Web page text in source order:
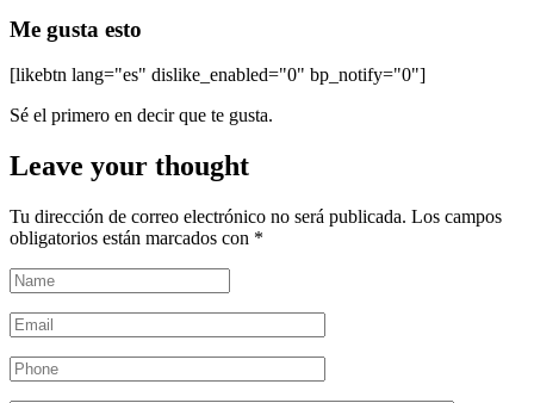
Me gusta esto
[likebtn lang="es" dislike_enabled="0" bp_notify="0"]
Sé el primero en decir que te gusta.
Leave your thought
Tu dirección de correo electrónico no será publicada. Los campos
obligatorios están marcados con *